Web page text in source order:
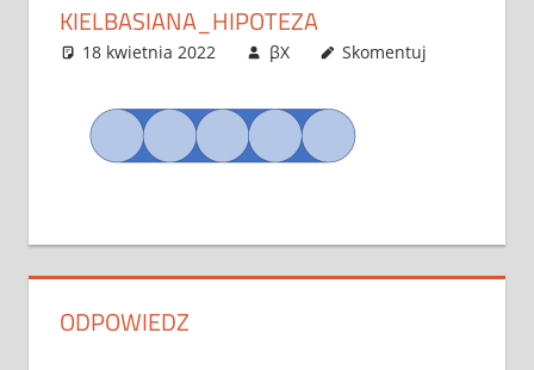
KIELBASIANA_HIPOTEZA
18 kwietnia 2022 βX Skomentuj
ODPOWIEDZ